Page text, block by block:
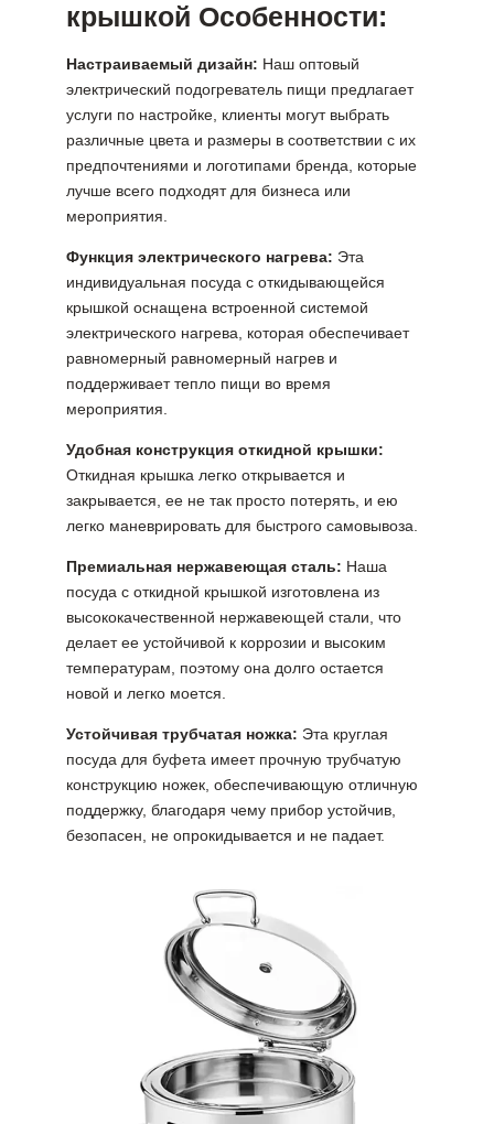
крышкой Особенности:
Настраиваемый дизайн: Наш оптовый
электрический подогреватель пищи предлагает
услуги по настройке, клиенты могут выбрать
различные цвета и размеры в соответствии с их
предпочтениями и логотипами бренда, которые
лучше всего подходят для бизнеса или
мероприятия.
Функция электрического нагрева: Эта
индивидуальная посуда с откидывающейся
крышкой оснащена встроенной системой
электрического нагрева, которая обеспечивает
равномерный равномерный нагрев и
поддерживает тепло пищи во время
мероприятия.
Удобная конструкция откидной крышки:
Откидная крышка легко открывается и
закрывается, ее не так просто потерять, и ею
легко маневрировать для быстрого самовывоза.
Премиальная нержавеющая сталь: Наша
посуда с откидной крышкой изготовлена из
высококачественной нержавеющей стали, что
делает ее устойчивой к коррозии и высоким
температурам, поэтому она долго остается
новой и легко моется.
Устойчивая трубчатая ножка: Эта круглая
посуда для буфета имеет прочную трубчатую
конструкцию ножек, обеспечивающую отличную
поддержку, благодаря чему прибор устойчив,
безопасен, не опрокидывается и не падает.